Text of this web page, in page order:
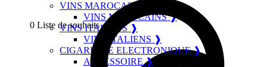
0 Liste de souhaits
VINS MAROCAINS ❱
VINS MAROCAINS ❱
VINS ITALIENS ❱
VINS ITALIENS ❱
CIGARETTE ELECTRONIQUE ❱
ACCESSOIRE ❱